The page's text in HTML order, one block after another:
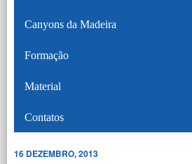
Canyons da Madeira
Formação
Material
Contatos
16 DEZEMBRO, 2013